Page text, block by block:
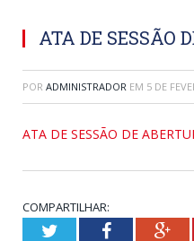
ATA DE SESSÃO
POR ADMINISTRADOR EM 5 DE
ATA DE SESSÃO DE
COMPARTILHAR:
TwitterFacebook